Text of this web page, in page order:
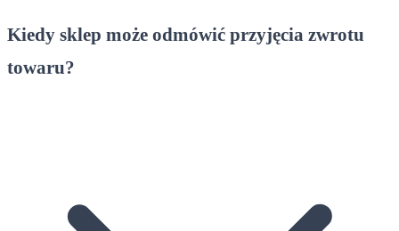
Kiedy sklep może odmówić przyjęcia zwrotu
towaru?